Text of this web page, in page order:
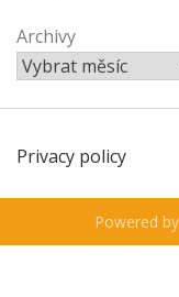
Archivy
Privacy policy
Powered by